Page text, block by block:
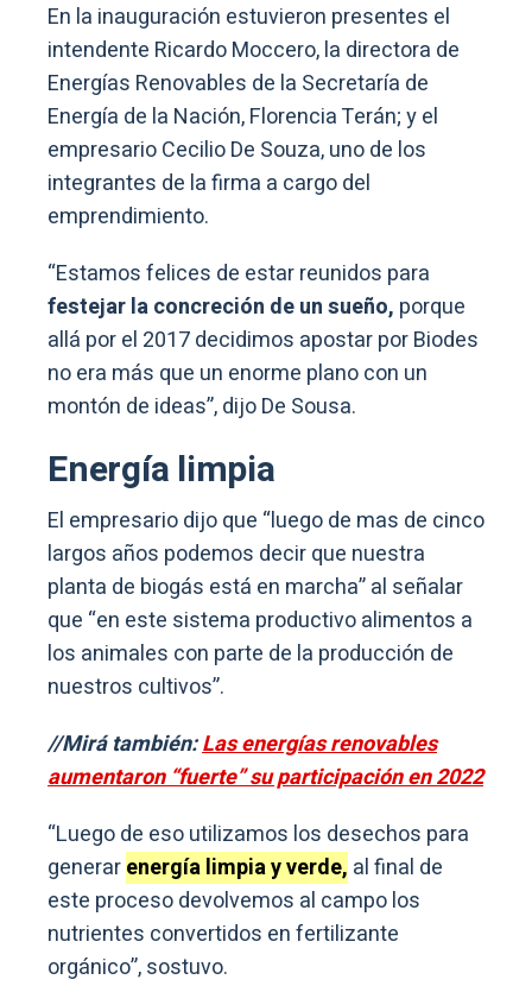
En la inauguración estuvieron presentes el
intendente Ricardo Moccero, la directora de
Energías Renovables de la Secretaría de
Energía de la Nación, Florencia Terán; y el
empresario Cecilio De Souza, uno de los
integrantes de la firma a cargo del
emprendimiento.
“Estamos felices de estar reunidos para
festejar la concreción de un sueño, porque
allá por el 2017 decidimos apostar por Biodes
no era más que un enorme plano con un
montón de ideas”, dijo De Sousa.
Energía limpia
El empresario dijo que “luego de mas de cinco
largos años podemos decir que nuestra
planta de biogás está en marcha” al señalar
que “en este sistema productivo alimentos a
los animales con parte de la producción de
nuestros cultivos”.
//Mirá también:Las energías renovables
aumentaron “fuerte” su participación en 2022
“Luego de eso utilizamos los desechos para
generarenergía limpia y verde, al final de
este proceso devolvemos al campo los
nutrientes convertidos en fertilizante
orgánico”, sostuvo.